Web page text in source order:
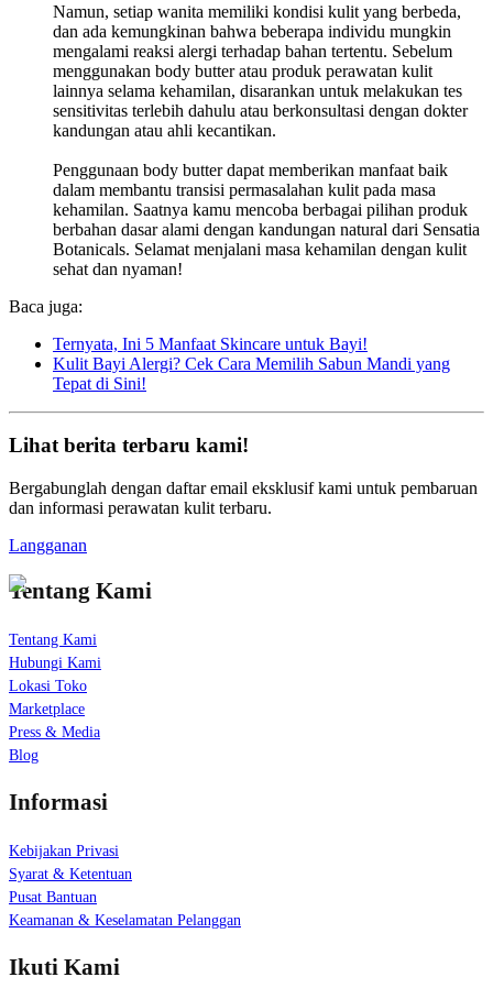
Namun, setiap wanita memiliki kondisi kulit yang berbeda,
dan ada kemungkinan bahwa beberapa individu mungkin
mengalami reaksi alergi terhadap bahan tertentu. Sebelum
menggunakan body butter atau produk perawatan kulit
lainnya selama kehamilan, disarankan untuk melakukan tes
sensitivitas terlebih dahulu atau berkonsultasi dengan dokter
kandungan atau ahli kecantikan.
Penggunaan body butter dapat memberikan manfaat baik
dalam membantu transisi permasalahan kulit pada masa
kehamilan. Saatnya kamu mencoba berbagai pilihan produk
berbahan dasar alami dengan kandungan natural dari Sensatia
Botanicals. Selamat menjalani masa kehamilan dengan kulit
sehat dan nyaman!
Baca juga:
Ternyata, Ini 5 Manfaat Skincare untuk Bayi!
Kulit Bayi Alergi? Cek Cara Memilih Sabun Mandi yang
Tepat di Sini!
Lihat berita terbaru kami!
Bergabunglah dengan daftar email eksklusif kami untuk pembaruan
dan informasi perawatan kulit terbaru.
Langganan
Tentang Kami
Tentang Kami
Hubungi Kami
Lokasi Toko
Marketplace
Press & Media
Blog
Informasi
Kebijakan Privasi
Syarat & Ketentuan
Pusat Bantuan
Keamanan & Keselamatan Pelanggan
Ikuti Kami